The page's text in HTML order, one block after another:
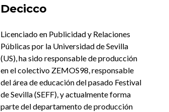
Decicco
Licenciado en Publicidad y Relaciones
Públicas por la Universidad de Sevilla
(US), ha sido responsable de producción
en el colectivo ZEMOS98, responsable
del área de educación del pasado Festival
de Sevilla (SEFF), y actualmente forma
parte del departamento de producción